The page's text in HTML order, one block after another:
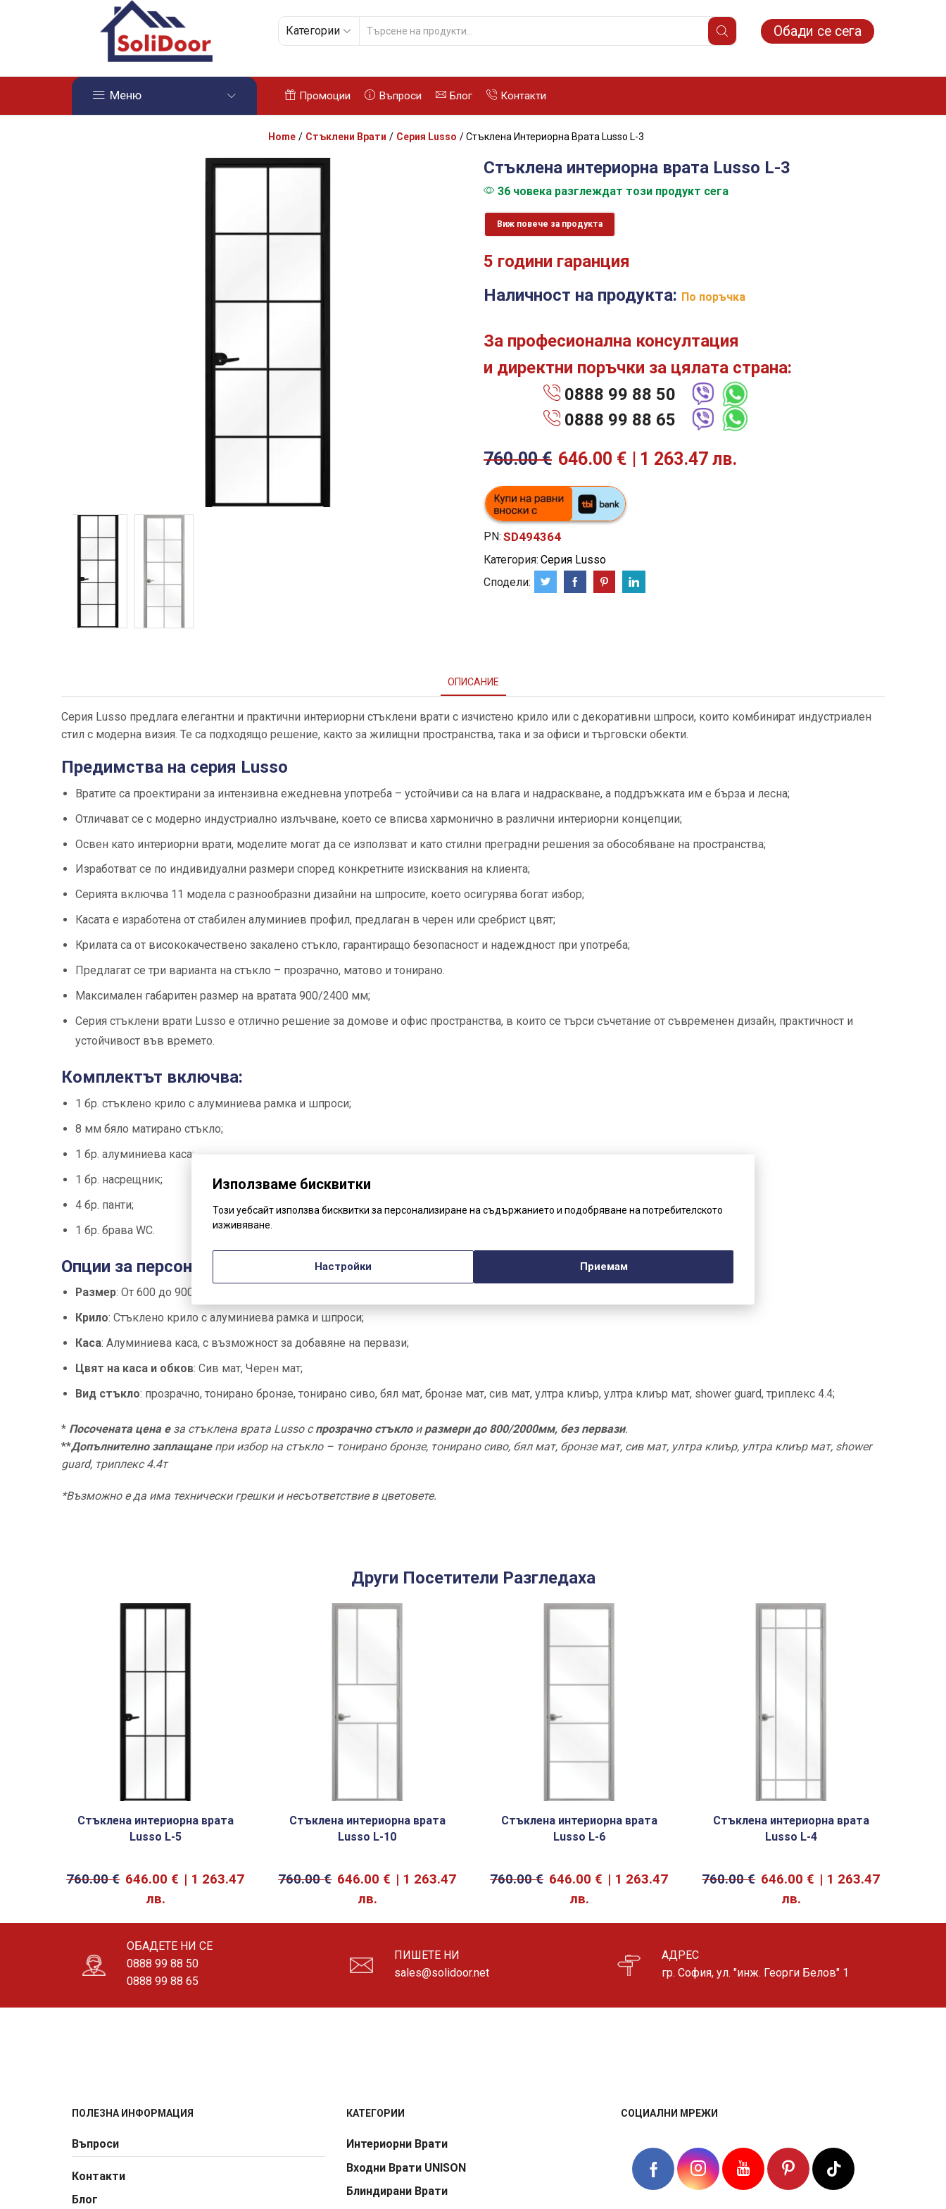
Категории Обади се сега
Меню Промоции Въпроси Блог Контакти
Home / Стъклени Врати / Серия Lusso / Стъклена Интериорна Врата Lusso L-3
Стъклена интериорна врата Lusso L-3
36 човека разглеждат този продукт сега
Виж повече за продукта
5 години гаранция
Наличност на продукта: По поръчка
За професионална консултация
и директни поръчки за цялата страна:
0888 99 88 50
0888 99 88 65
760.00€ 646.00 € 1 263.47 лв.
PN: SD494364
Категория: Серия Lusso
Сподели:
ОПИСАНИЕ
Серия Lusso предлага елегантни и практични интериорни стъклени врати с изчистено крило или с декоративни шпроси, които комбинират индустриален
стил с модерна визия. Те са подходящо решение, както за жилищни пространства, така и за офиси и търговски обекти.
Предимства на серия Lusso
Вратите са проектирани за интензивна ежедневна употреба – устойчиви са на влага и надраскване, а поддръжката им е бърза и лесна;
Отличават се с модерно индустриално излъчване, което се вписва хармонично в различни интериорни концепции;
Освен като интериорни врати, моделите могат да се използват и като стилни преградни решения за обособяване на пространства;
Изработват се по индивидуални размери според конкретните изисквания на клиента;
Серията включва 11 модела с разнообразни дизайни на шпросите, което осигурява богат избор;
Касата е изработена от стабилен алуминиев профил, предлаган в черен или сребрист цвят;
Крилата са от висококачествено закалено стъкло, гарантиращо безопасност и надеждност при употреба;
Предлагат се три варианта на стъкло – прозрачно, матово и тонирано.
Максимален габаритен размер на вратата 900/2400 мм;
Серия стъклени врати Lusso е отлично решение за домове и офис пространства, в които се търси съчетание от съвременен дизайн, практичност и
устойчивост във времето.
Комплектът включва:
1 бр. стъклено крило с алуминиева рамка и шпроси;
8 мм бяло матирано стъкло;
1 бр. алуминиева каса;
1 бр. насрещник;
4 бр. панти;
1 бр. брава WC.
Опции за персонализиране на модела
Размер: От 600 до 900 мм ширина; до 2400 мм височина;
Крило: Стъклено крило с алуминиева рамка и шпроси;
Каса: Алуминиева каса, с възможност за добавяне на первази;
Цвят на каса и обков: Сив мат, Черен мат;
Вид стъкло: прозрачно, тонирано бронзе, тонирано сиво, бял мат, бронзе мат, сив мат, ултра клиър, ултра клиър мат, shower guard, триплекс 4.4;
* Посочената цена еза стъклена врата Lusso спрозрачно стъкло и размери до 800/2000мм, без первази.
**Допълнително заплащанепри избор на стъкло – тонирано бронзе, тонирано сиво, бял мат, бронзе мат, сив мат, ултра клиър, ултра клиър мат, shower
guard, триплекс 4.4т
*Възможно е да има технически грешки и несъответствие в цветовете.
Други Посетители Разгледаха
Стъклена интериорна врата
Lusso L-5
760.00€ 646.00 €
1 263.47
лв.
Стъклена интериорна врата
Lusso L-10
760.00€ 646.00 €
1 263.47
лв.
Стъклена интериорна врата
Lusso L-6
760.00€ 646.00 €
1 263.47
лв.
Стъклена интериорна врата
Lusso L-4
760.00€ 646.00 €
1 263.47
лв.
ОБАДЕТЕ НИ СЕ
0888 99 88 50
0888 99 88 65
ПИШЕТЕ НИ
sales@solidoor.net
АДРЕС
гр. София, ул. "инж. Георги Белов" 1
ПОЛЕЗНА ИНФОРМАЦИЯ
Въпроси
Контакти
Блог
КАТЕГОРИИ
Интериорни Врати
Входни Врати UNISON
Блиндирани Врати
СОЦИАЛНИ МРЕЖИ
Използваме бисквитки
Този уебсайт използва бисквитки за персонализиране на съдържанието и подобряване на потребителското
изживяване.
Настройки Приемам